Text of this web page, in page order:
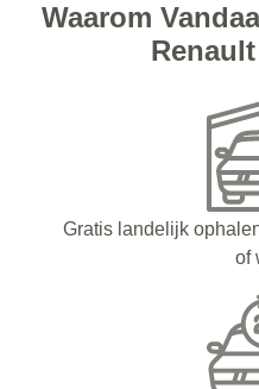
Waarom
Gratis landelijk
of